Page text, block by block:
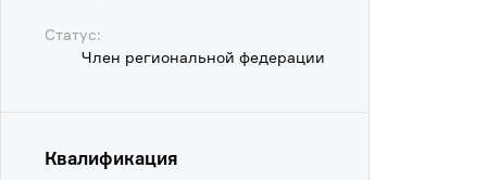
Статус:
Член региональной федерации
Квалификация